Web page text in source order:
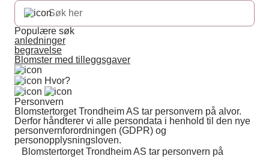
Populære søk
anledninger
begravelse
Blomster med tilleggsgaver
Hvor?
Personvern
Blomstertorget Trondheim AS tar personvern på alvor.
Derfor håndterer vi alle persondata i henhold til den nye
personvernforordningen (GDPR) og
personopplysningsloven.
Blomstertorget Trondheim AS tar personvern på